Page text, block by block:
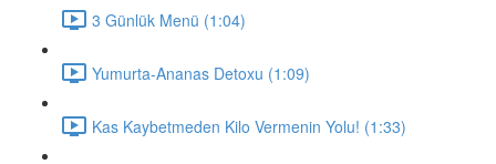
3 Günlük Menü (1:04)
Yumurta-Ananas Detoxu (1:09)
Kas Kaybetmeden Kilo Vermenin Yolu! (1:33)